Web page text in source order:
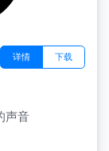
详情 下载
声音